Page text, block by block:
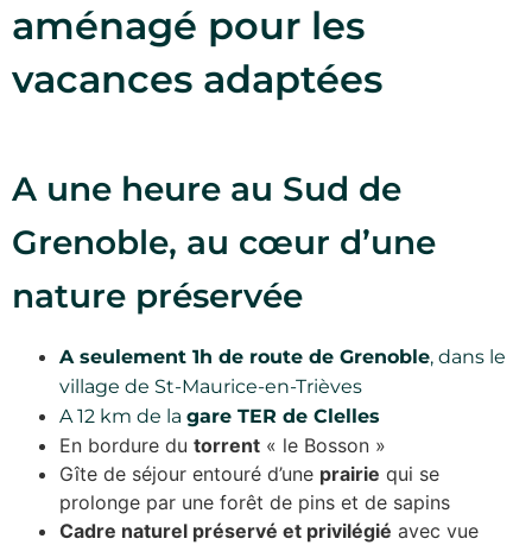
aménagé pour les
vacances adaptées
A une heure au Sud de
Grenoble, au cœur d’une
nature préservée
A seulement 1h de route de Grenoble, dans le
village de St-Maurice-en-Trièves
A 12 km de la gare TER de Clelles
En bordure du torrent « le Bosson »
Gîte de séjour entouré d’une prairie qui se
prolonge par une forêt de pins et de sapins
Cadre naturel préservé et privilégié avec vue